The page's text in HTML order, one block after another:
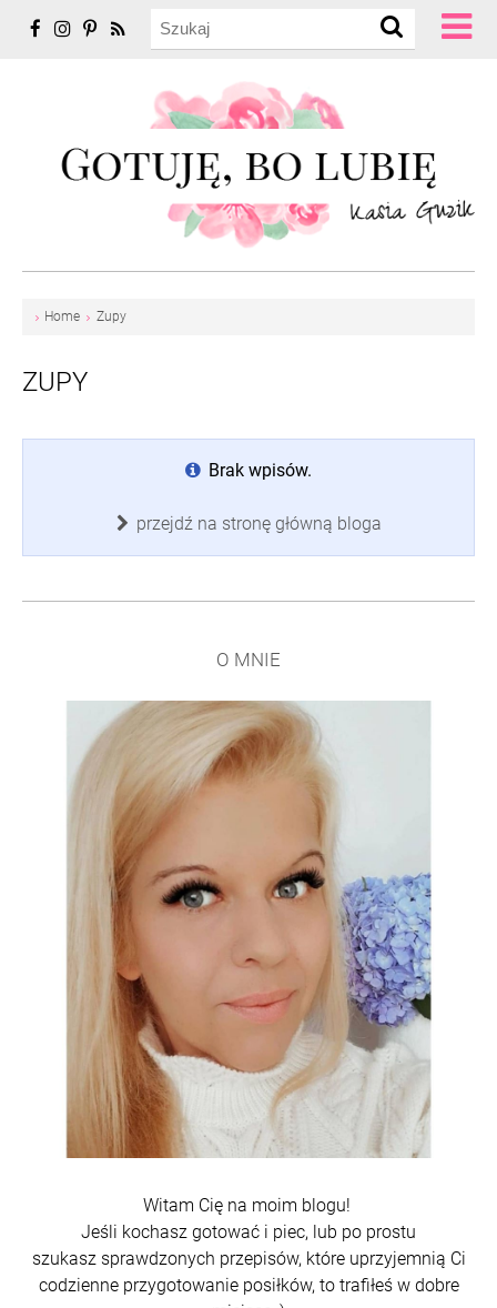
Home Zupy
ZUPY
Brak wpisów.
przejdź na stronę główną bloga
O MNIE
Witam Cię na moim blogu!
Jeśli kochasz gotować i piec, lub po prostu
szukasz sprawdzonych przepisów, które uprzyjemnią Ci
codzienne przygotowanie posiłków, to trafiłeś w dobre